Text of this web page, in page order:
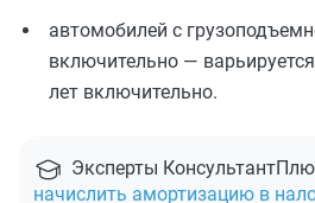
автомобилей с
включительно —
лет включительно.
Эксперты
начислить амортизацию в